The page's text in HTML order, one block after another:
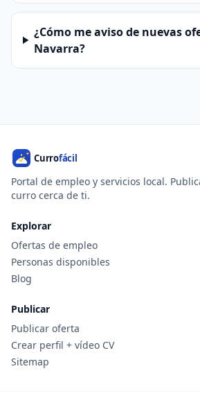
¿Cómo me aviso de nuevas
Navarra?
Portal de empleo y servicios local.
curro cerca de ti.
Explorar
Ofertas de empleo
Personas disponibles
Blog
Publicar
Publicar oferta
Crear perfil + vídeo CV
Sitemap